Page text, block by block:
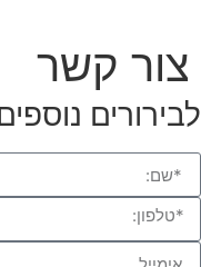
צור קשר
לבירורים